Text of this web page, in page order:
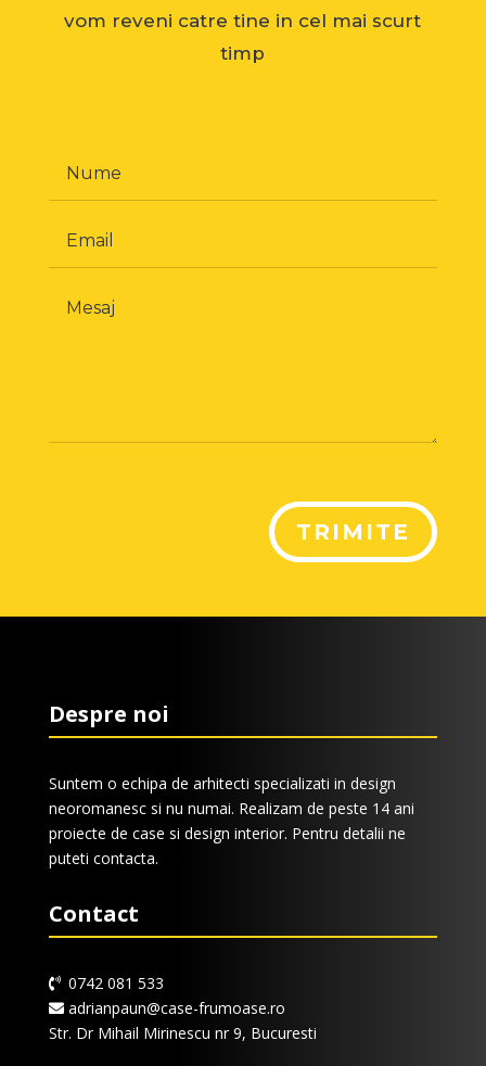
vom reveni catre tine in cel mai scurt
timp
TRIMITE
Despre noi
Suntem o echipa de arhitecti specializati in design
neoromanesc si nu numai. Realizam de peste 14 ani
proiecte de case si design interior. Pentru detalii ne
puteti contacta.
Contact
0742 081 533
adrianpaun@case-frumoase.ro
Str. Dr Mihail Mirinescu nr 9, Bucuresti